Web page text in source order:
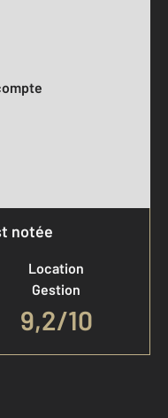
notée
Location
Gestion
9,2/10